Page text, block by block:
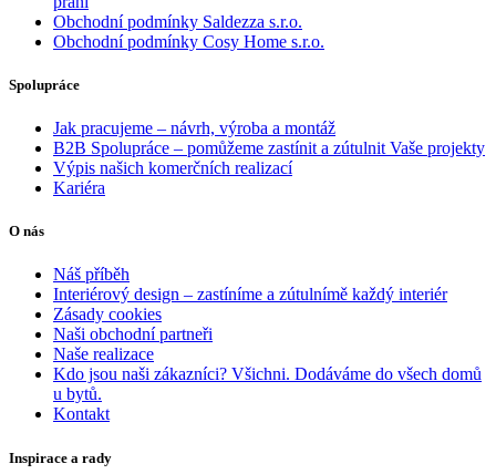
Obchodní podmínky Saldezza s.r.o.
Obchodní podmínky Cosy Home s.r.o.
Spolupráce
Jak pracujeme – návrh, výroba a montáž
B2B Spolupráce – pomůžeme zastínit a zútulnit Vaše projekty
Výpis našich komerčních realizací
Kariéra
O nás
Náš příběh
Interiérový design – zastíníme a zútulnímě každý interiér
Zásady cookies
Naši obchodní partneři
Naše realizace
Kdo jsou naši zákazníci? Všichni. Dodáváme do všech domů
u bytů.
Kontakt
Inspirace a rady